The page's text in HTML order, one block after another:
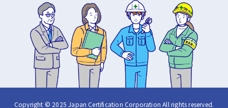
Copyright © 2025 Japan Certification Corporation All rights reserved.